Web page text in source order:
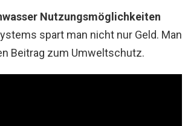
Nutzungsmöglichkeiten
spart man nicht nur Geld. Man
Beitrag zum Umweltschutz.